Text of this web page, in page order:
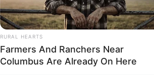
RURAL HEARTS
Farmers And Ranchers Near
Columbus Are Already On Here